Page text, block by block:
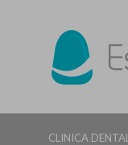
CLINICA DENTAL